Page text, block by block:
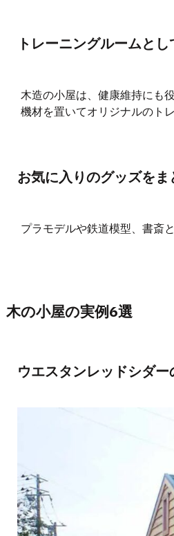
トレーニングルームとし
木造の小屋は、健康維持にも
機材を置いてオリジナルのト
お気に入りのグッズを
プラモデルや鉄道模型、書斎
木の小屋の実例6選
ウエスタンレッドシダ